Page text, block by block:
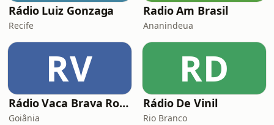
Rádio Luiz Gonzaga
Recife
Radio Am Brasil
Ananindeua
RV
Rádio Vaca Brava Rock
Goiânia
RD
Rádio De Vinil
Rio Branco